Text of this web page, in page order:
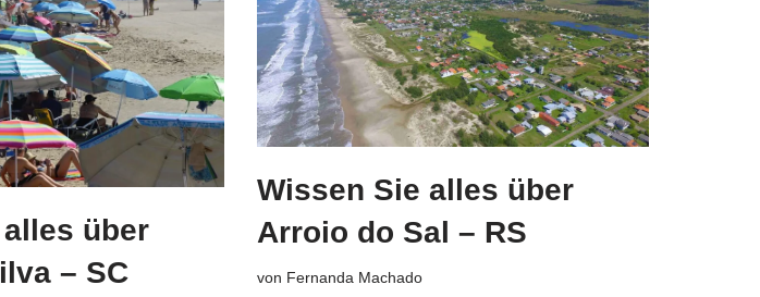
über
– SC
Wissen Sie alles über
Arroio do Sal – RS
von Fernanda Machado